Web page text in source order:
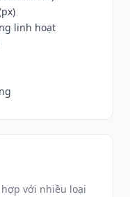
linh hoạt
với nhiều loại